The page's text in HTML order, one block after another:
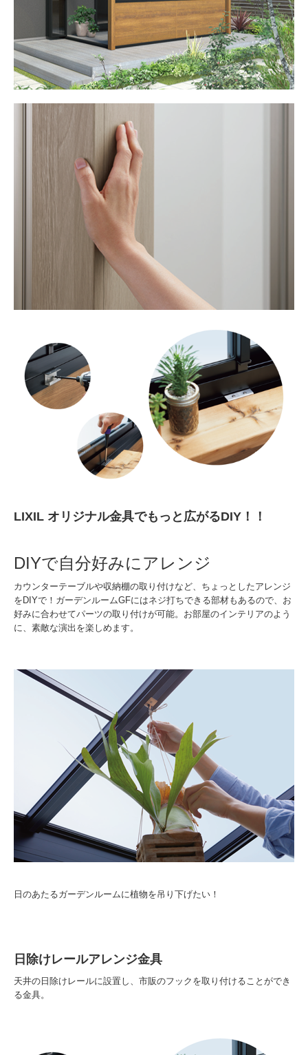
LIXIL オリジナル金具でもっと広がるDIY！！
DIYで自分好みにアレンジ
カウンターテーブルや収納棚の取り付けなど、ちょっとしたアレンジ
をDIYで！ガーデンルームGFにはネジ打ちできる部材もあるので、お
好みに合わせてパーツの取り付けが可能。お部屋のインテリアのよう
に、素敵な演出を楽しめます。
日のあたるガーデンルームに植物を吊り下げたい！
日除けレールアレンジ金具
天井の日除けレールに設置し、市販のフックを取り付けることができ
る金具。